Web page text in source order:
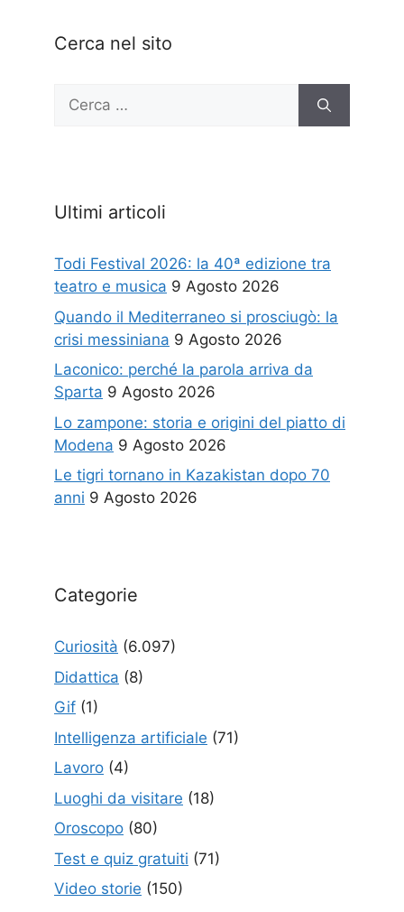
Cerca nel sito
Ricerca
Ultimi articoli
Todi Festival 2026: la 40ª edizione tra
teatro e musica 9 Agosto 2026
Quando il Mediterraneo si prosciugò: la
crisi messiniana 9 Agosto 2026
Laconico: perché la parola arriva da
Sparta 9 Agosto 2026
Lo zampone: storia e origini del piatto di
Modena 9 Agosto 2026
Le tigri tornano in Kazakistan dopo 70
anni 9 Agosto 2026
Categorie
Curiosità (6.097)
Didattica (8)
Gif (1)
Intelligenza artificiale (71)
Lavoro (4)
Luoghi da visitare (18)
Oroscopo (80)
Test e quiz gratuiti (71)
Video storie (150)